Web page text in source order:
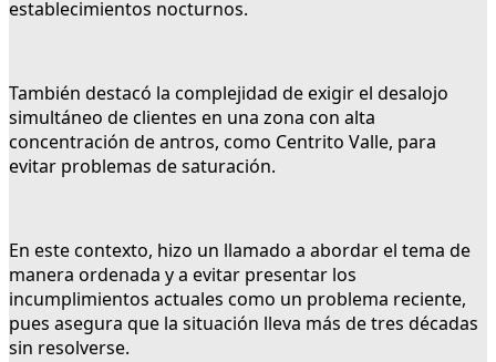
establecimientos nocturnos.
También destacó la complejidad de exigir el desalojo
simultáneo de clientes en una zona con alta
concentración de antros, como Centrito Valle, para
evitar problemas de saturación.
En este contexto, hizo un llamado a abordar el tema de
manera ordenada y a evitar presentar los
incumplimientos actuales como un problema reciente,
pues asegura que la situación lleva más de tres décadas
sin resolverse.